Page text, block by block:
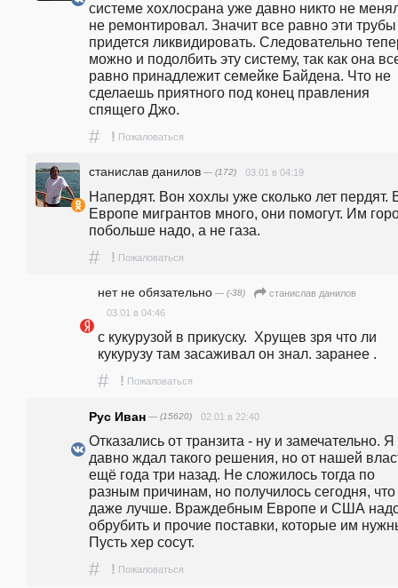
системе хохлосрана уже давно никто не
не ремонтировал. Значит все равно эти трубы
придется ликвидировать. Следовательно
можно и подолбить эту систему, так как она
равно принадлежит семейке Байдена. Что не
сделаешь приятного под конец правления
спящего Джо.
# ! Пожаловаться
станислав данилов — (172) 03.01 в 04:19
Напердят. Вон хохлы уже сколько лет пердят.
Европе мигрантов много, они помогут. Им
побольше надо, а не газа.
# ! Пожаловаться
нет не обязательно — (-38)
станислав данилов
03.01 в 04:46
с кукурузой в прикуску.  Хрущев зря что ли
кукурузу там засаживал он знал. заранее .
# ! Пожаловаться
Рус Иван — (15620) 02.01 в 22:40
Отказались от транзита - ну и замечательно. Я
давно ждал такого решения, но от нашей
ещё года три назад. Не сложилось тогда по
разным причинам, но получилось сегодня, что
даже лучше. Враждебным Европе и США
обрубить и прочие поставки, которые им
Пусть xep сосут.
# ! Пожаловаться